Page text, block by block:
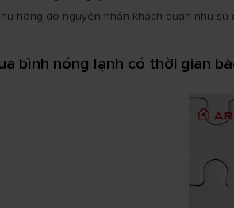
hỏng do nguyên nhân khách quan như
bình nóng lạnh có thời gian